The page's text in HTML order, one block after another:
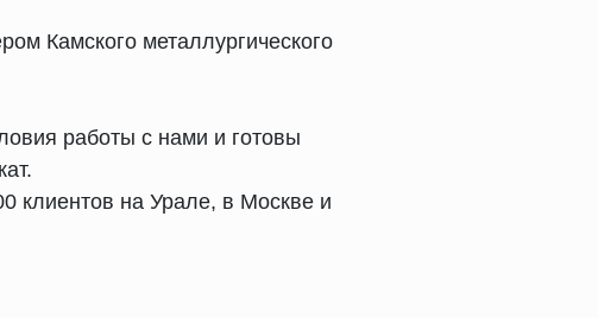
Камского металлургического
работы с нами и готовы
клиентов на Урале, в Москве и